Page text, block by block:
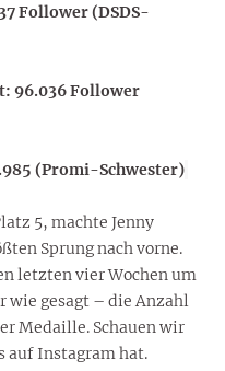
Follower (DSDS-
96.036 Follower
(Promi-Schwester)
5, machte Jenny
Sprung nach vorne.
letzten vier Wochen um
wie gesagt – die Anzahl
Medaille. Schauen wir
auf Instagram hat.